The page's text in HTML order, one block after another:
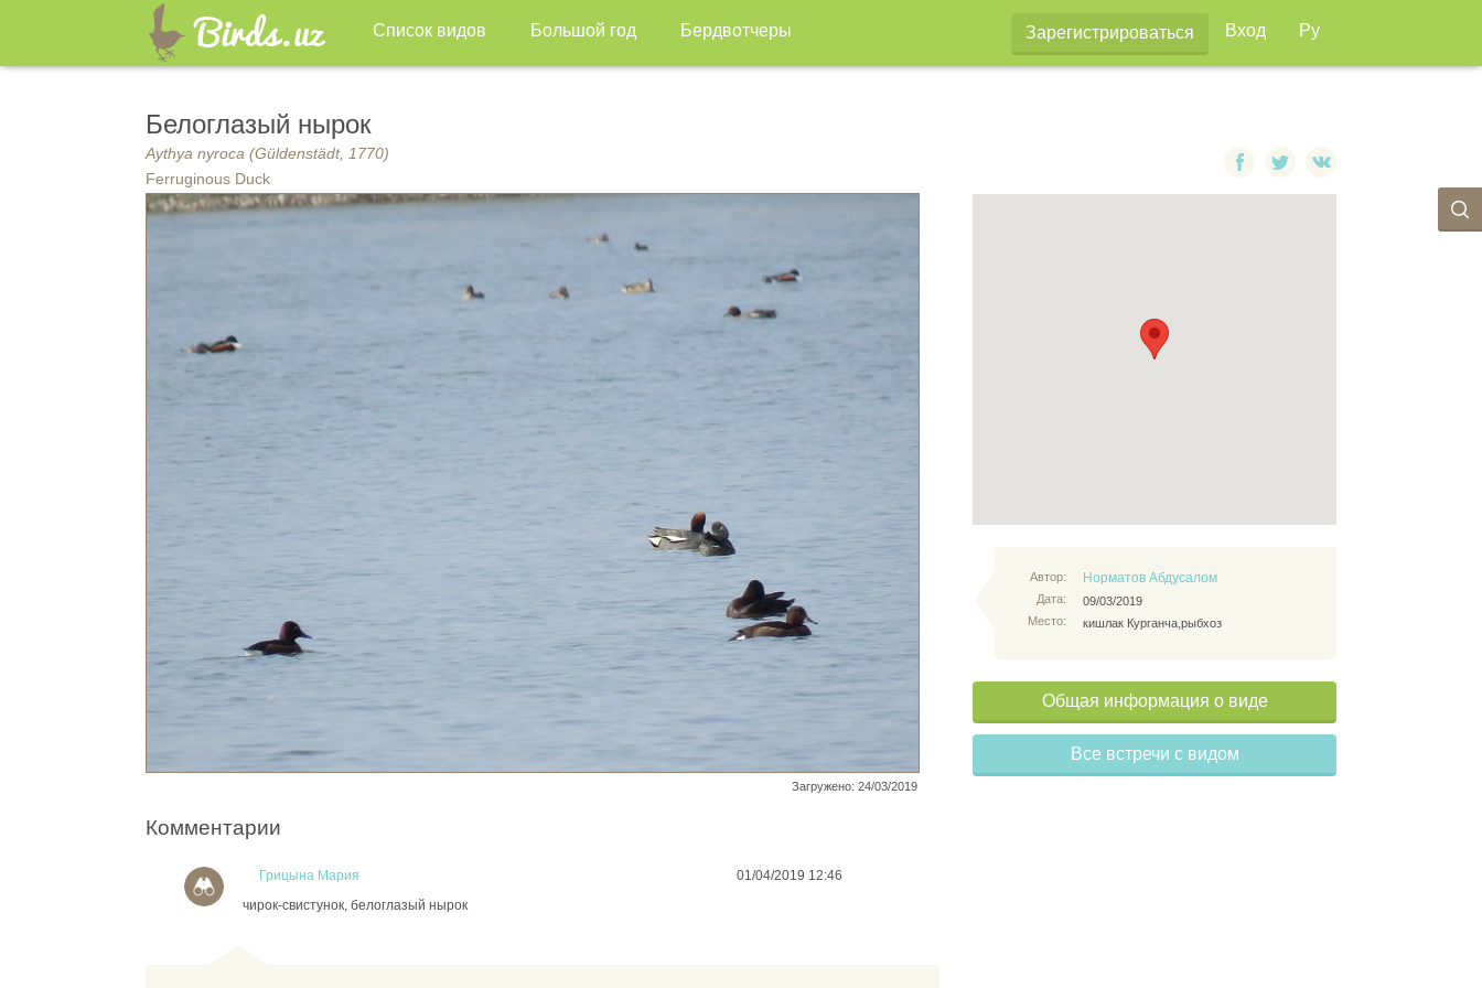
Список видов Большой год Бердвотчеры Зарегистрироваться Вход Ру
Белоглазый нырок
Aythya nyroca (Güldenstädt, 1770)
Ferruginous Duck
Загружено: 24/03/2019
Автор:
Дата:
Место:
Норматов Абдусалом
09/03/2019
кишлак Курганча,рыбхоз
Общая информация о виде
Все встречи с видом
Комментарии
Грицына Мария
01/04/2019 12:46
чирок-свистунок, белоглазый нырок